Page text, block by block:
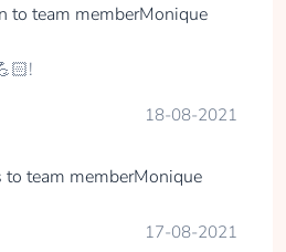
to team memberMonique
18-08-2021
to team memberMonique
17-08-2021